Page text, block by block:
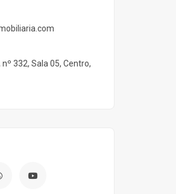
332, Sala 05, Centro,